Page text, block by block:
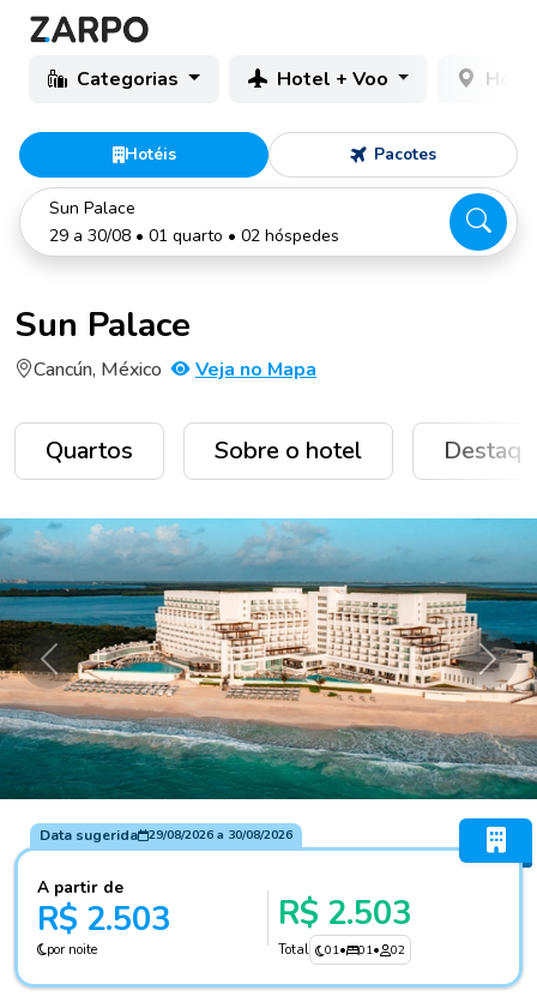
Categorias Hotel + Voo
Hotéis Pacotes
Sun Palace
29 a 30/08 • 01 quarto • 02 hóspedes
Sun Palace
Cancún, México Veja no Mapa
Quartos Sobre o hotel
Anterior
Data sugerida 29/08/2026a 30/08/2026
A partir de
R$ 2.503
por noite
R$ 2.503
Total 01• 01• 02